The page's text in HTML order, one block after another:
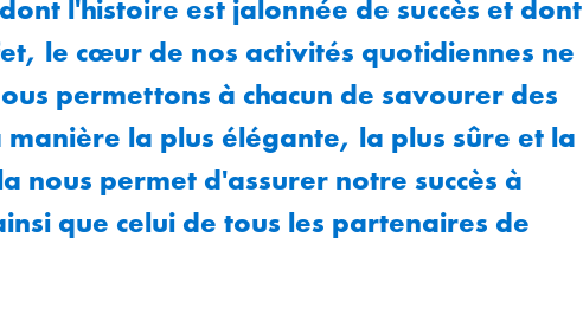
l'histoire est jalonnée de succès et dont
le cœur de nos activités quotidiennes ne
permettons à chacun de savourer des
la plus élégante, la plus sûre et la
nous permet d'assurer notre succès à
que celui de tous les partenaires de